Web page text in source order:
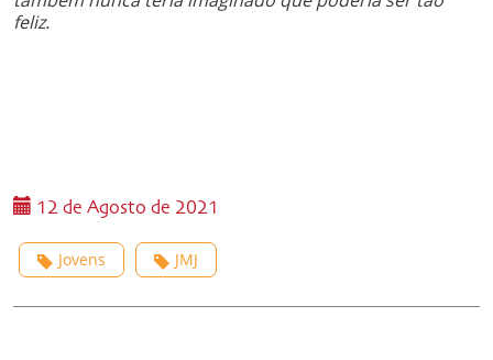
feliz.
12 de Agosto de 2021
Jovens JMJ